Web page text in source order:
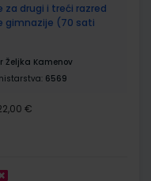
za drugi i treći razred
gimnazije (70 sati
Željka Kamenov
6569
€